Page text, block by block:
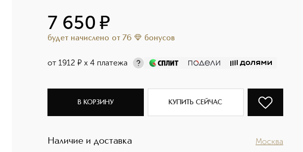
7 650 ¤
будет начислено от 76 бонусов
от 1912 ¤ х 4 платежа
В КОРЗИНУ КУПИТЬ СЕЙЧАС
Наличие и доставка Москва